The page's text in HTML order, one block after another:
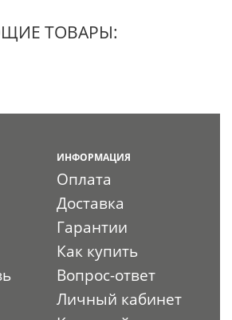
ТОВАРЫ:
ИНФОРМАЦИЯ
Оплата
Доставка
Гарантии
Как купить
Вопрос-ответ
Личный кабинет